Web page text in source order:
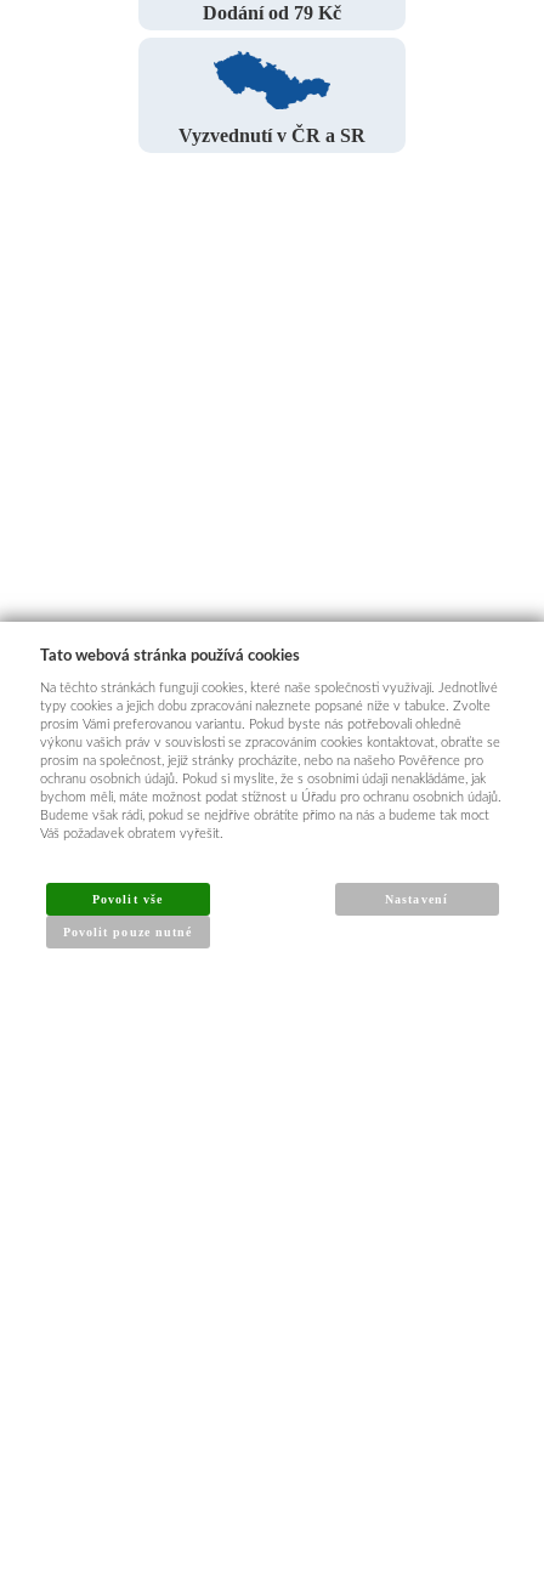
Dodání od 79 Kč
Vyzvednutí v ČR a SR
Tato webová stránka používá cookies
Na těchto stránkách fungují cookies, které naše společnosti využívají. Jednotlivé
typy cookies a jejich dobu zpracování naleznete popsané níže v tabulce. Zvolte
prosím Vámi preferovanou variantu. Pokud byste nás potřebovali ohledně
výkonu vašich práv v souvislosti se zpracováním cookies kontaktovat, obraťte se
prosím na společnost, jejíž stránky procházíte, nebo na našeho Pověřence pro
ochranu osobních údajů. Pokud si myslíte, že s osobními údaji nenakládáme, jak
bychom měli, máte možnost podat stížnost u Úřadu pro ochranu osobních údajů.
Budeme však rádi, pokud se nejdříve obrátíte přímo na nás a budeme tak moct
Váš požadavek obratem vyřešit.
Povolit vše
Povolit pouze nutné
Nastavení